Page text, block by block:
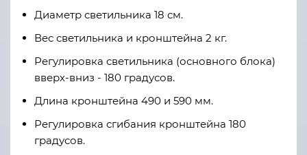
Диаметр светильника 18 см.
Вес светильника и кронштейна 2 кг.
Регулировка светильника (основного блока)
вверх-вниз - 180 градусов.
Длина кронштейна 490 и 590 мм.
Регулировка сгибания кронштейна 180
градусов.